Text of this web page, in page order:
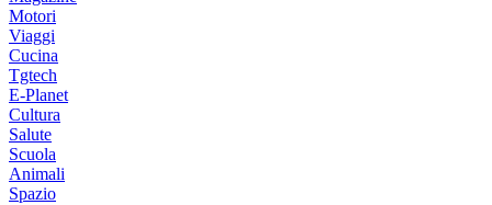
Motori
Viaggi
Cucina
Tgtech
E-Planet
Cultura
Salute
Scuola
Animali
Spazio